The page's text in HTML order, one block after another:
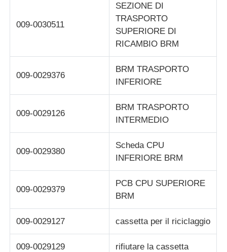
009-0030511
SEZIONE DI
TRASPORTO
SUPERIORE DI
RICAMBIO BRM
009-0029376
BRM TRASPORTO
INFERIORE
009-0029126
BRM TRASPORTO
INTERMEDIO
009-0029380
Scheda CPU
INFERIORE BRM
009-0029379
PCB CPU SUPERIORE
BRM
009-0029127 cassetta per il riciclaggio
009-0029129 rifiutare la cassetta